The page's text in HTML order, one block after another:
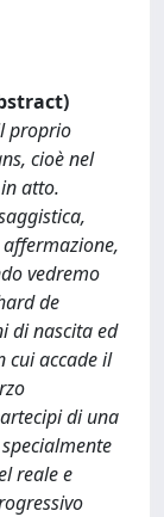
proprio
cioè nel
atto.
vedremo
de
di nascita ed
cui accade il
di una
reale e